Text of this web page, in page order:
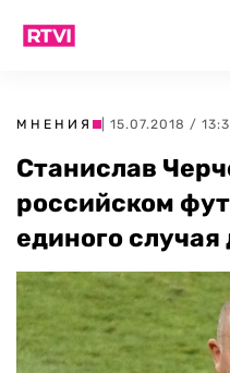
МНЕНИЯ | 15.07.2018 /
Станислав
российском
единого случая